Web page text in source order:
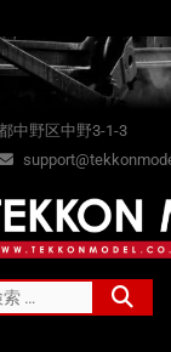
中野区中野3-1-3
索